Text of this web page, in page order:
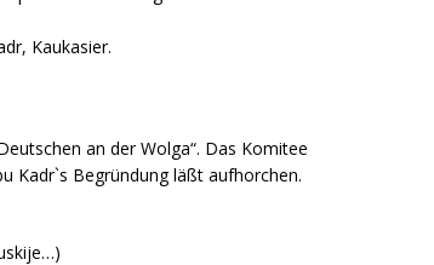
Kaukasier.
an der Wolga“. Das Komitee
Kadr`s Begründung läßt aufhorchen.